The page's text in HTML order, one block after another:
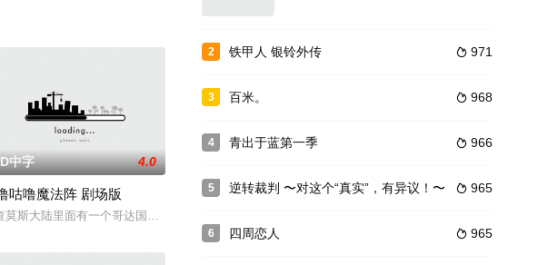
钟。演出: 柊
暇的街道，祖师谷大藏。憧憬着怪兽娘们的组织“GIRLS”的同时
中字 4.0
咕噜魔法阵 剧场版
莫斯大陆里面有一个哥达国，而他的统治者是国王胡加13世，在查莫斯大陆的南部，就是哥达国首都的背
2  971
铁甲人 银铃外传
3  968
百米。
4  966
青出于蓝第一季
5  965
逆转裁判 〜对这个“真实”，有异议！〜
6  965
四周恋人